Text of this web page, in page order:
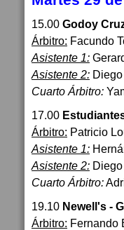
15.00 Godoy
Árbitro: Facundo
Asistente 1:
Asistente 2:
Cuarto Árbitro:
17.00
Árbitro: Patricio
Asistente 1:
Asistente 2:
Cuarto Árbitro:
19.10 Newell's -
Árbitro: Fernando